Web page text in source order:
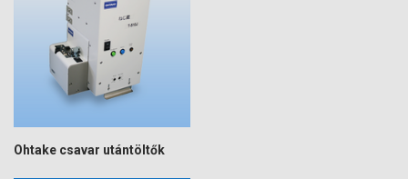
Ohtake csavar utántöltők